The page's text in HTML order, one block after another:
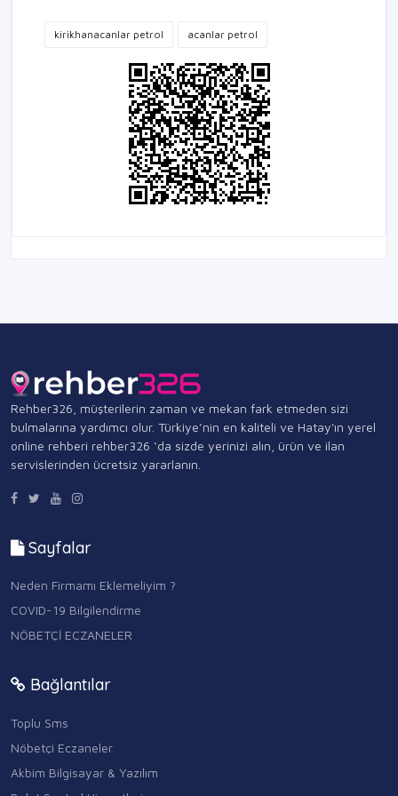
kirikhanacanlar petrol acanlar petrol
Rehber326, müşterilerin zaman ve mekan fark etmeden sizi
bulmalarına yardımcı olur. Türkiye’nin en kaliteli ve Hatay'ın yerel
online rehberi rehber326 ‘da sizde yerinizi alın, ürün ve ilan
servislerinden ücretsiz yararlanın.
Sayfalar
Neden Firmamı Eklemeliyim ?
COVID-19 Bilgilendirme
NÖBETÇİ ECZANELER
Bağlantılar
Toplu Sms
Nöbetçi Eczaneler
Akbim Bilgisayar & Yazılım